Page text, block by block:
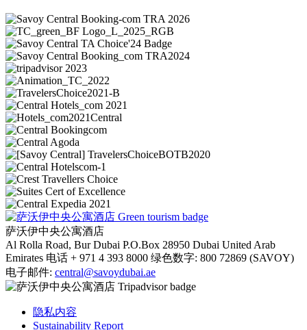
萨沃伊中央公寓酒店
Al Rolla Road, Bur Dubai P.O.Box 28950 Dubai United Arab
Emirates 电话 + 971 4 393 8000 绿色数字: 800 72869 (SAVOY)
电子邮件: central@savoydubai.ae
隐私内容
Sustainability Report